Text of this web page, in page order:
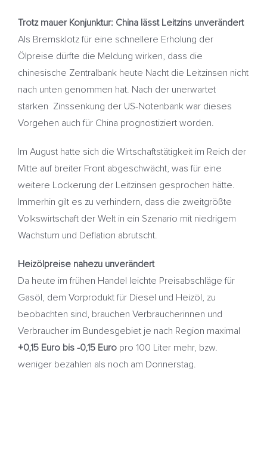
Trotz mauer Konjunktur: China lässt Leitzins unverändert
Als Bremsklotz für eine schnellere Erholung der
Ölpreise dürfte die Meldung wirken, dass die
chinesische Zentralbank heute Nacht die Leitzinsen nicht
nach unten genommen hat. Nach der unerwartet
starken Zinssenkung der US-Notenbank war dieses
Vorgehen auch für China prognostiziert worden.
Im August hatte sich die Wirtschaftstätigkeit im Reich der
Mitte auf breiter Front abgeschwächt, was für eine
weitere Lockerung der Leitzinsen gesprochen hätte.
Immerhin gilt es zu verhindern, dass die zweitgrößte
Volkswirtschaft der Welt in ein Szenario mit niedrigem
Wachstum und Deflation abrutscht.
Heizölpreise nahezu unverändert
Da heute im frühen Handel leichte Preisabschläge für
Gasöl, dem Vorprodukt für Diesel und Heizöl, zu
beobachten sind, brauchen Verbraucherinnen und
Verbraucher im Bundesgebiet je nach Region maximal
+0,15 Euro bis -0,15 Europro 100 Liter mehr, bzw.
weniger bezahlen als noch am Donnerstag.